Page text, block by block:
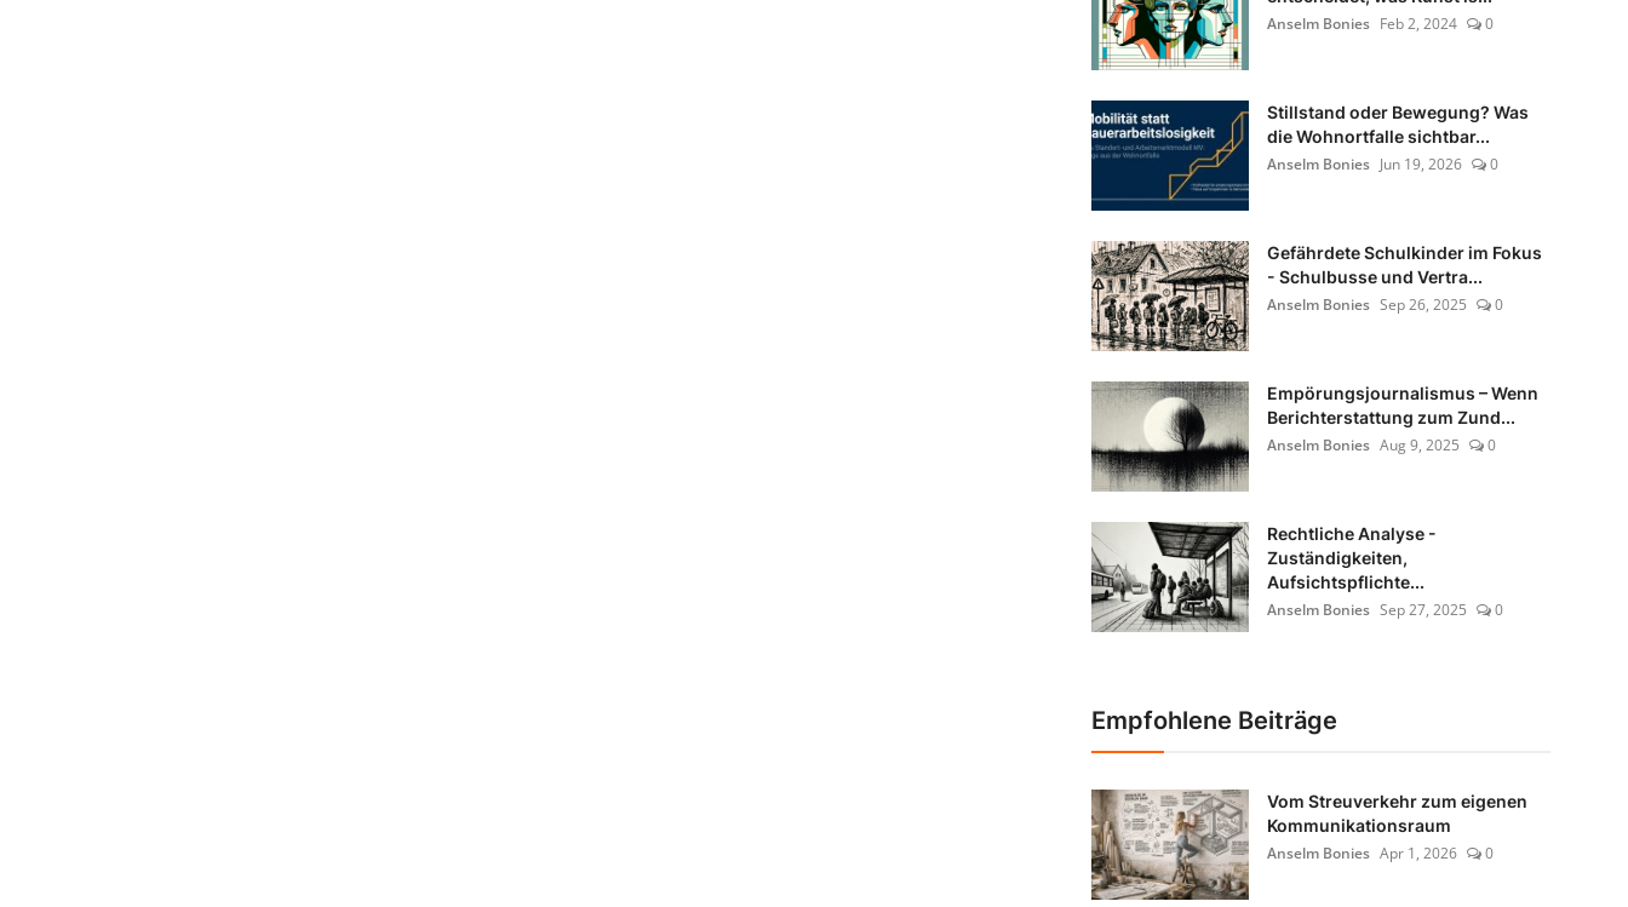
Anselm Bonies Feb 2, 2024 0
Stillstand oder Bewegung? Was
die Wohnortfalle sichtbar...
Anselm Bonies Jun 19, 2026 0
Gefährdete Schulkinder im Fokus
- Schulbusse und Vertra...
Anselm Bonies Sep 26, 2025 0
Empörungsjournalismus – Wenn
Berichterstattung zum Zund...
Anselm Bonies Aug 9, 2025 0
Rechtliche Analyse -
Zuständigkeiten,
Aufsichtspflichte...
Anselm Bonies Sep 27, 2025 0
Empfohlene Beiträge
Vom Streuverkehr zum eigenen
Kommunikationsraum
Anselm Bonies Apr 1, 2026 0